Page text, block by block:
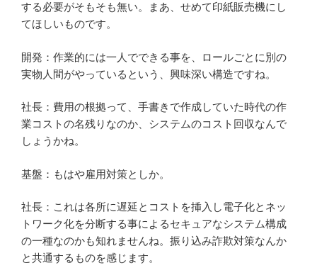
する必要がそもそも無い。まあ、せめて印紙販売機にし
てほしいものです。
開発：作業的には一人でできる事を、ロールごとに別の
実物人間がやっているという、興味深い構造ですね。
社長：費用の根拠って、手書きで作成していた時代の作
業コストの名残りなのか、システムのコスト回収なんで
しょうかね。
基盤：もはや雇用対策としか。
社長：これは各所に遅延とコストを挿入し電子化とネッ
トワーク化を分断する事によるセキュアなシステム構成
の一種なのかも知れませんね。振り込み詐欺対策なんか
と共通するものを感じます。